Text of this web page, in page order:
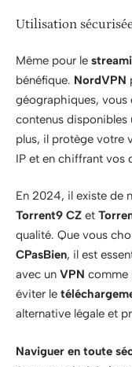
Utilisation
Même pour le
bénéfique. NordVPN
géographiques, vous
contenus disponibles
plus, il protège votre
IP et en chiffrant vos
En 2024, il existe de
Torrent9 CZ et
qualité. Que vous
CPasBien, il est
avec un VPN comme
éviter le
alternative légale et
Naviguer en toute